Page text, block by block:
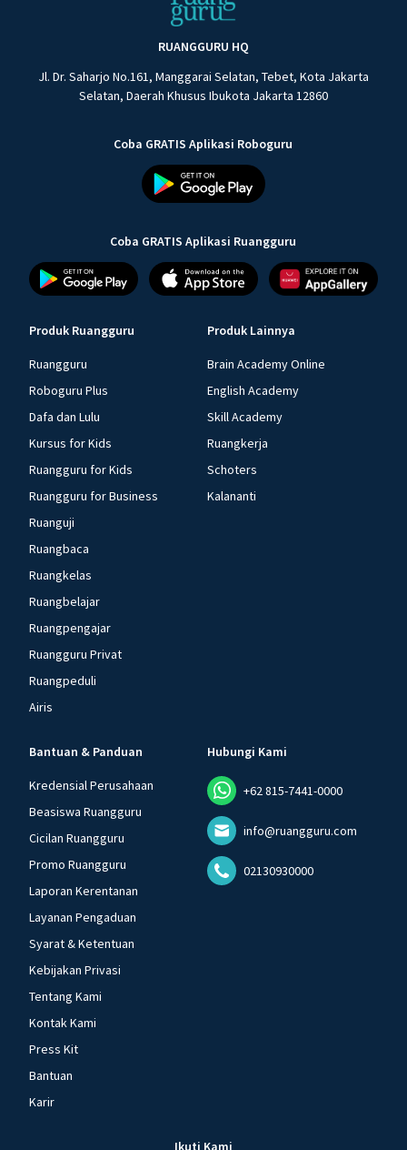
RUANGGURU HQ
Jl. Dr. Saharjo No.161, Manggarai Selatan, Tebet, Kota Jakarta
Selatan, Daerah Khusus Ibukota Jakarta 12860
Coba GRATIS Aplikasi Roboguru
Coba GRATIS Aplikasi Ruangguru
Produk Ruangguru
Ruangguru
Roboguru Plus
Dafa dan Lulu
Kursus for Kids
Ruangguru for Kids
Ruangguru for Business
Ruanguji
Ruangbaca
Ruangkelas
Ruangbelajar
Ruangpengajar
Ruangguru Privat
Ruangpeduli
Airis
Produk Lainnya
Brain Academy Online
English Academy
Skill Academy
Ruangkerja
Schoters
Kalananti
Bantuan & Panduan
Kredensial Perusahaan
Beasiswa Ruangguru
Cicilan Ruangguru
Promo Ruangguru
Laporan Kerentanan
Layanan Pengaduan
Syarat & Ketentuan
Kebijakan Privasi
Tentang Kami
Kontak Kami
Press Kit
Bantuan
Karir
Hubungi Kami
+62 815-7441-0000
info@ruangguru.com
02130930000
Ikuti Kami